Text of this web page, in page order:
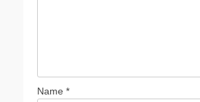
Name *